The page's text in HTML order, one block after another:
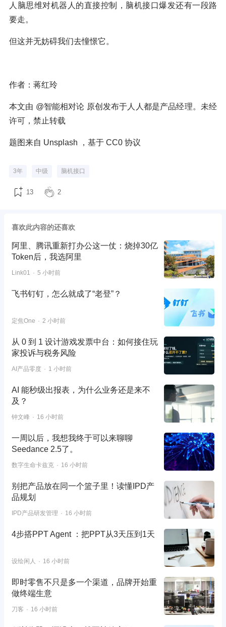
人脑思维对机器人的直接控制，脑机接口爆发还有一段路
要走。
但这并无妨碍我们去憧憬它。
作者：蒋红玲
本文由 @智能相对论 原创发布于人人都是产品经理。未经
许可，禁止转载
题图来自 Unsplash ，基于 CC0 协议
3年 中级 脑机接口
13 2
喜欢此内容的还喜欢
阿里、腾讯重新打办公这一仗：烧掉30亿
Token后，我选阿里
Link01 5 小时前
飞书钉钉，怎么就成了“老登”？
定焦One 2 小时前
从 0 到 1 设计游戏发票中台：如何接住玩
家投诉与税务风险
AI产品零度 1 小时前
AI 能秒级出报表，为什么业务还是来不
及？
钟文峰 16 小时前
一周以后，我想我终于可以来聊聊
Seedance 2.5了。
数字生命卡兹克 16 小时前
别把产品放在同一个篮子里！读懂IPD产
品规划
IPD产品研发管理 16 小时前
4步搭PPT Agent ：把PPT从3天压到1天
设绘闲人 16 小时前
即时零售不只是多一个渠道，品牌开始重
做终端生意
刀客 16 小时前